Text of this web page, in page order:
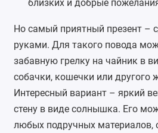
близких и добрые
Но самый приятный презент –
руками. Для такого повода
забавную грелку на чайник в
собачки, кошечки или другого
Интересный вариант – яркий
стену в виде солнышка. Его
любых подручных материалов,